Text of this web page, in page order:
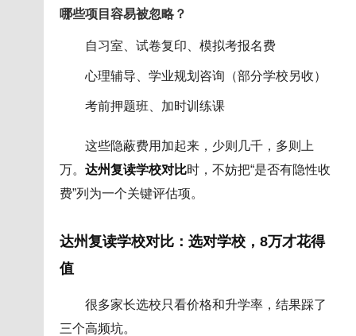
哪些项目容易被忽略？
自习室、试卷复印、模拟考报名费
心理辅导、学业规划咨询（部分学校另收）
考前押题班、加时训练课
这些隐蔽费用加起来，少则几千，多则上
万。 达州复读学校对比时，不妨把“是否有隐性收
费”列为一个关键评估项。
达州复读学校对比：选对学校，8万才花得
值
很多家长选校只看价格和升学率，结果踩了
三个高频坑。